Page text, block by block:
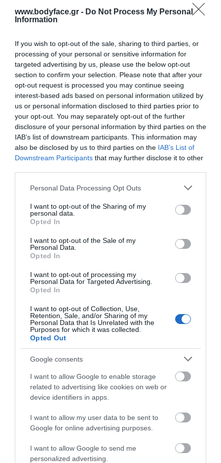
www.bodyface.gr - Do Not Process My Personal
Information
If you wish to opt-out of the sale, sharing to third parties, or
processing of your personal or sensitive information for
targeted advertising by us, please use the below opt-out
section to confirm your selection. Please note that after your
opt-out request is processed you may continue seeing
interest-based ads based on personal information utilized by
us or personal information disclosed to third parties prior to
your opt-out. You may separately opt-out of the further
disclosure of your personal information by third parties on the
IAB’s list of downstream participants. This information may
also be disclosed by us to third parties on the IAB’s List of
Downstream Participants that may further disclose it to other
Please note that this website/app uses one or more Google
not limited to your visit or usage behaviour. You may click to
grant or deny consent to Google and its third-party tags to
use your data for below specified purposes in below Google
consent section.
Personal Data Processing Opt Outs
I want to opt-out of the Sharing of my
personal data.
Opted In
I want to opt-out of the Sale of my
Personal Data.
Opted In
I want to opt-out of processing my
Personal Data for Targeted Advertising.
Opted In
I want to opt-out of Collection, Use,
Retention, Sale, and/or Sharing of my
Personal Data that Is Unrelated with the
Purposes for which it was collected.
Opted Out
Google consents
I want to allow Google to enable storage
related to advertising like cookies on web or
device identifiers in apps.
I want to allow my user data to be sent to
Google for online advertising purposes.
I want to allow Google to send me
personalized advertising.
Barba Σαμπουάν
Καθαρισμού & Λάμψης Για
Λιπαρά Μαλλιά 300ml
Διαθέσιμο
6,10 €
Biotrin Σαμπουάν για
Πιτυρίδα για Όλους τους
Τύπους Μαλλιών
Διαθέσιμο
13,84 €
Imel Aquamarine Shampoo
For Oily Hair 500ml
5,41 €
New Ways Σαμπουάν για
Λιπαρά Μαλλιά 1000ml